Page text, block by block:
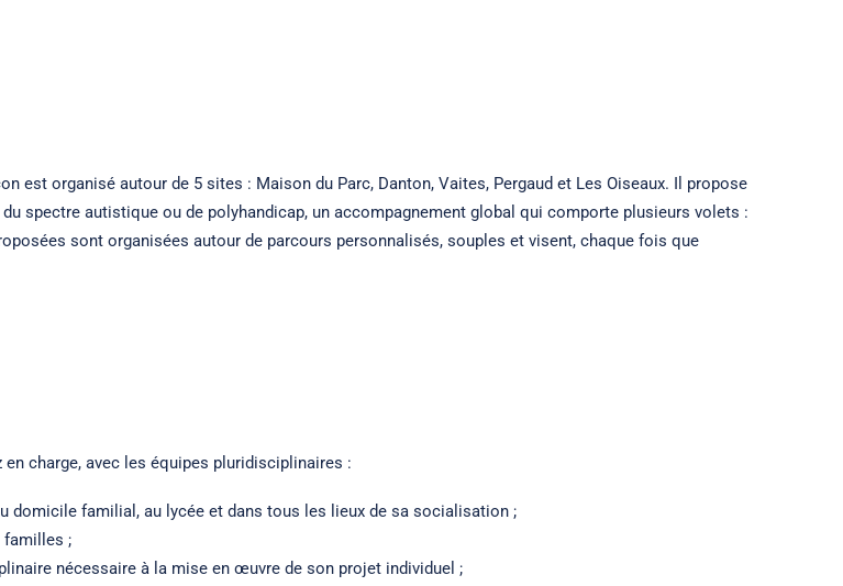
est organisé autour de 5 sites : Maison du Parc, Danton, Vaites, Pergaud et Les Oiseaux. Il propose
spectre autistique ou de polyhandicap, un accompagnement global qui comporte plusieurs volets :
sont organisées autour de parcours personnalisés, souples et visent, chaque fois que
en charge, avec les équipes pluridisciplinaires :
domicile familial, au lycée et dans tous les lieux de sa socialisation ;
familles ;
nécessaire à la mise en œuvre de son projet individuel ;